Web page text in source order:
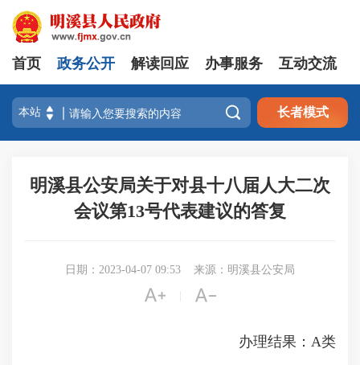
首页 政务公开 解读回应 办事服务 互动交流
 长者模式
明溪县公安局关于对县十八届人大二次
会议第13号代表建议的答复
日期：2023-04-07 09:53 来源：明溪县公安局
 
办理结果：A类